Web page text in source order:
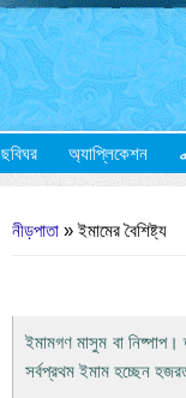
ছবিঘর অ্যাপ্লিকেশন
নীড়পাতা » ইমামের বৈশিষ্ট্য
ইমামগণ মাসুম বা নিষ্পাপ।
সর্বপ্রথম ইমাম হচ্ছেন